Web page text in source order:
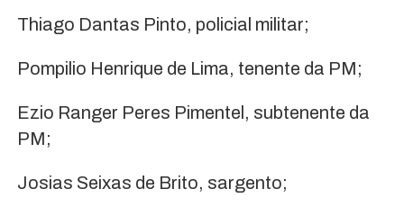
Thiago Dantas Pinto, policial militar;
Pompilio Henrique de Lima, tenente da PM;
Ezio Ranger Peres Pimentel, subtenente da
PM;
Josias Seixas de Brito, sargento;